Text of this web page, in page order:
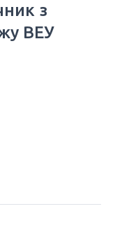
з
ВЕУ